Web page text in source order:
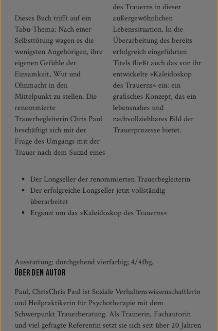
Dieses Buch trifft auf ein
Tabu-Thema: Nach einer
Selbsttötung wagen es die
wenigsten Angehörigen, ihre
eigenen Gefühle der
Einsamkeit, Wut und
Ohnmacht in den
Mittelpunkt zu stellen. Die
renommierte
Trauerbegleiterin Chris Paul
beschäftigt sich mit der
Frage des Umgangs mit der
Trauer nach dem Suizid eines
des Trauerns in dieser
außergewöhnlichen
Lebenssituation. In die
Überarbeitung des bereits
erfolgreich eingeführten
Titels fließt auch das von ihr
entwickelte »Kaleidoskop
des Trauerns« ein: ein
grafisches Konzept, das ein
lebensnahes und
nachvollziehbares Bild der
Trauerprozesse bietet.
Der Longseller der renommierten Trauerbegleiterin
Der erfolgreiche Longseller jetzt vollständig
überarbeitet
Ergänzt um das »Kaleidoskop des Trauerns«
Ausstattung: durchgehend vierfarbig; 4/4fbg.
Über den Autor
Paul, ChrisChris Paul ist Soziale Verhaltenswissenschaftlerin
und Heilpraktikerin für Psychotherapie mit dem
Schwerpunkt Trauerberatung. Als Trainerin, Fachautorin
und viel gefragte Referentin setzt sie sich seit über 20 Jahren